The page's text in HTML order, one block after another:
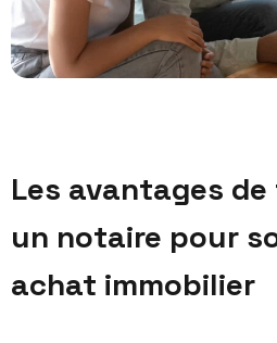
Les avantages
un notaire pour
achat immobilier